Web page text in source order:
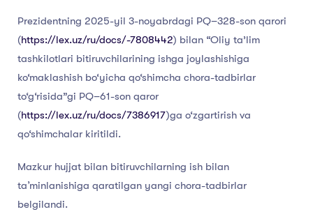
Prezidentning 2025-yil 3-noyabrdagi PQ–328-son qarori
(https://lex.uz/ru/docs/-7808442) bilan “Oliy ta’lim
tashkilotlari bitiruvchilarining ishga joylashishiga
ko‘maklashish bo‘yicha qo‘shimcha chora-tadbirlar
to‘g‘risida”gi PQ–61-son qaror
(https://lex.uz/ru/docs/7386917)ga o‘zgartirish va
qo‘shimchalar kiritildi.
Mazkur hujjat bilan bitiruvchilarning ish bilan
taʼminlanishiga qaratilgan yangi chora-tadbirlar
belgilandi.